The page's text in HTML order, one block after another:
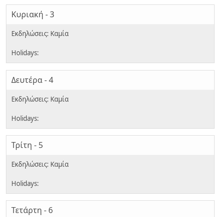
Κυριακή - 3
Δευτέρα - 4
Τρίτη - 5
Τετάρτη - 6